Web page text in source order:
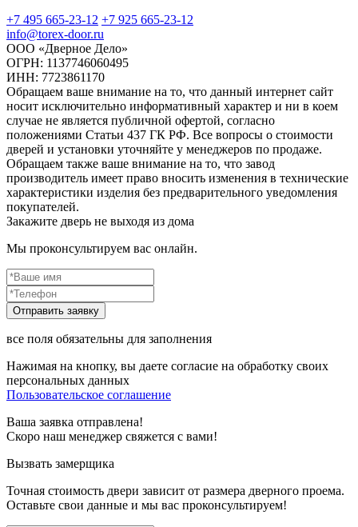
+7 495 665-23-12 +7 925 665-23-12
info@torex-door.ru
ООО «Дверное Дело»
ОГРН: 1137746060495
ИНН: 7723861170
Обращаем ваше внимание на то, что данный интернет сайт
носит исключительно информативный характер и ни в коем
случае не является публичной офертой, согласно
положениями Статьи 437 ГК РФ. Все вопросы о стоимости
дверей и установки уточняйте у менеджеров по продаже.
Обращаем также ваше внимание на то, что завод
производитель имеет право вносить изменения в технические
характеристики изделия без предварительного уведомления
покупателей.
Закажите дверь не выходя из дома
Мы проконсультируем вас онлайн.
все поля обязательны для заполнения
Нажимая на кнопку, вы даете согласие на обработку своих
персональных данных
Пользовательское соглашение
Ваша заявка отправлена!
Скоро наш менеджер свяжется с вами!
Вызвать замерщика
Точная стоимость двери зависит от размера дверного проема.
Оставьте свои данные и мы вас проконсультируем!